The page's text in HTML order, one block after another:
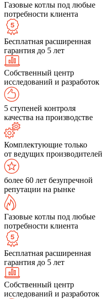
Газовые котлы под любые
потребности клиента
Бесплатная расширенная
гарантия до 5 лет
Собственный центр
исследований и разработок
5 ступеней контроля
качества на производстве
Комплектующие только
от ведущих производителей
более 60 лет безупречной
репутации на рынке
Газовые котлы под любые
потребности клиента
Бесплатная расширенная
гарантия до 5 лет
Собственный центр
исследований и разработок